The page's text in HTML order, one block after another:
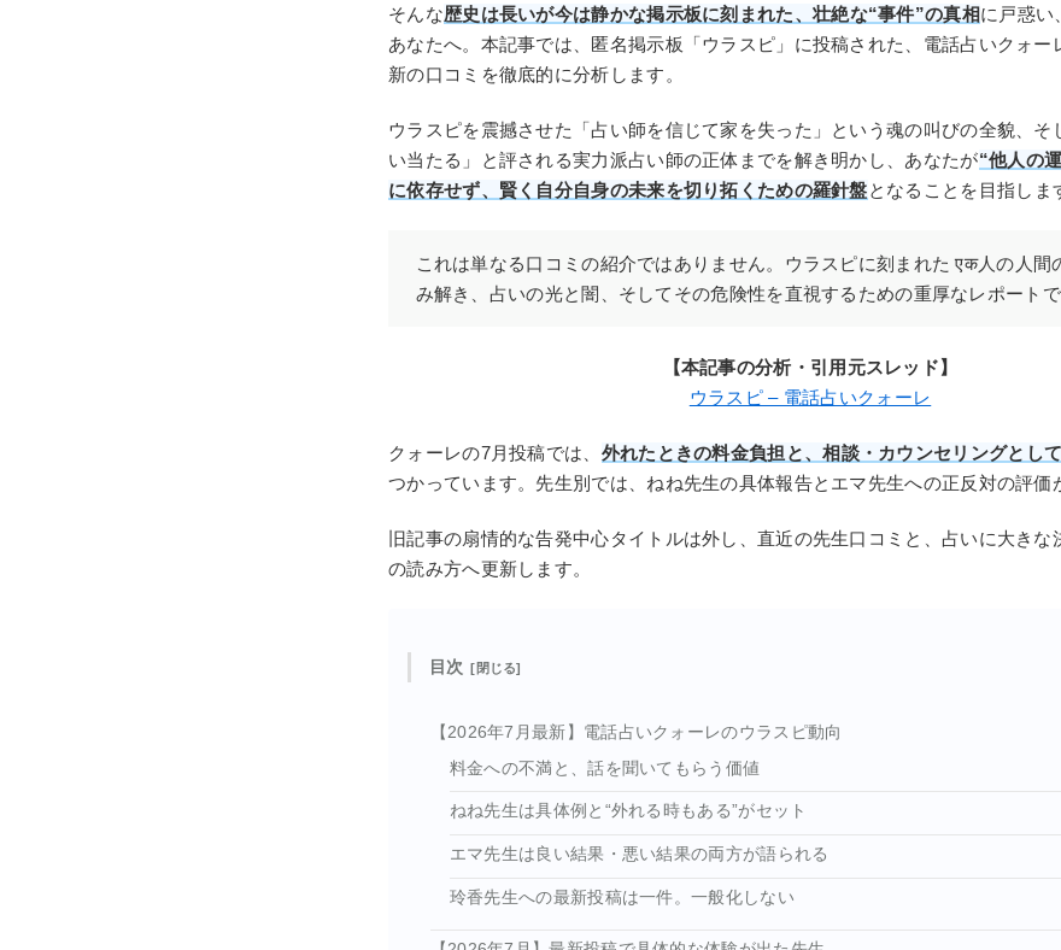
そんな歴史は長いが今は静かな掲示板に刻まれた、壮絶な“事件”の真相に戸惑い
あなたへ。本記事では、匿名掲示板「ウラスピ」に投稿された、電話占いクォー
新の口コミを徹底的に分析します。
ウラスピを震撼させた「占い師を信じて家を失った」という魂の叫びの全貌、そ
い当たる」と評される実力派占い師の正体までを解き明かし、あなたが“他人の
に依存せず、賢く自分自身の未来を切り拓くための羅針盤となることを目指しま
これは単なる口コミの紹介ではありません。ウラスピに刻まれた एक人の人間
み解き、占いの光と闇、そしてその危険性を直視するための重厚なレポートで
【本記事の分析・引用元スレッド】
ウラスピ – 電話占いクォーレ
クォーレの7月投稿では、 外れたときの料金負担と、相談・カウンセリングとし
つかっています。先生別では、ねね先生の具体報告とエマ先生への正反対の評価
旧記事の扇情的な告発中心タイトルは外し、直近の先生口コミと、占いに大きな
の読み方へ更新します。
目次
【2026年7月最新】電話占いクォーレのウラスピ動向
料金への不満と、話を聞いてもらう価値
ねね先生は具体例と“外れる時もある”がセット
エマ先生は良い結果・悪い結果の両方が語られる
玲香先生への最新投稿は一件。一般化しない